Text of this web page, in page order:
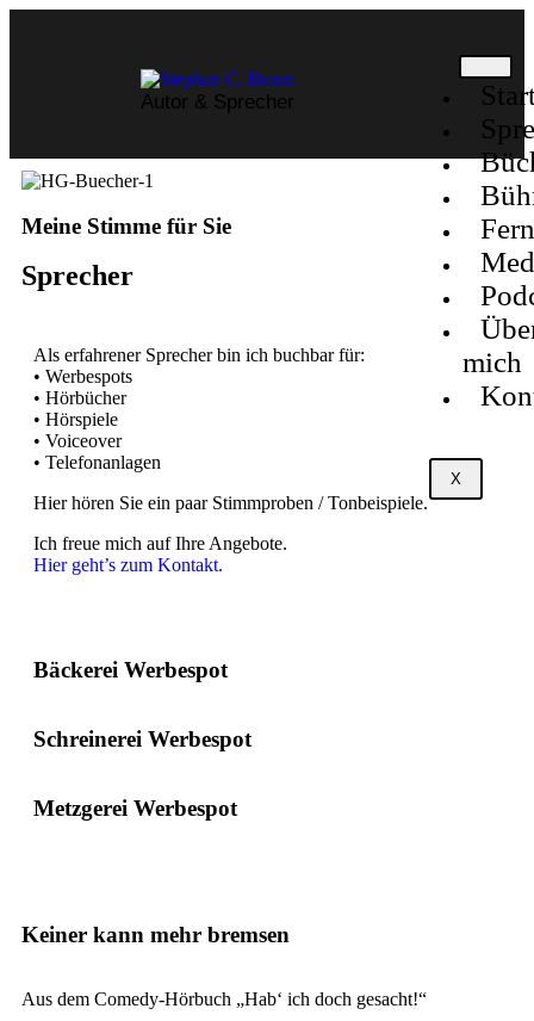
Autor & Sprecher
mich
X
Meine Stimme für Sie
Sprecher
Als erfahrener Sprecher bin ich buchbar für:
• Werbespots
• Hörbücher
• Hörspiele
• Voiceover
• Telefonanlagen
Hier hören Sie ein paar Stimmproben / Tonbeispiele.
Ich freue mich auf Ihre Angebote.
Hier geht’s zum Kontakt.
Bäckerei Werbespot
Schreinerei Werbespot
Metzgerei Werbespot
Keiner kann mehr bremsen
Aus dem Comedy-Hörbuch „Hab‘ ich doch gesacht!“